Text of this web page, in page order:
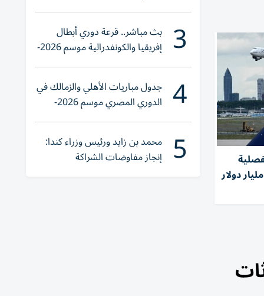
3 بث مباشر.. قرعة دوري أبطال
إفريقيا والكونفدرالية موسم 2026-
2027
4 جدول مباريات الأهلي والزمالك في
الدوري المصري موسم 2026-
2027
5 محمد بن زايد ورئيس وزراء كندا:
إنجاز مفاوضات الشراكة